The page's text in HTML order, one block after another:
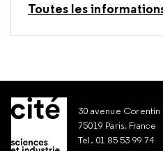
Toutes les
30 avenue Corentin
75019 Paris, France
Tel. 01 85 53 99 74